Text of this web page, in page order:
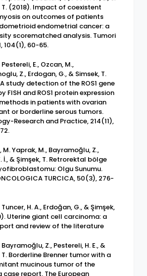
T. (2018). Impact of coexistent
on outcomes of patients
endometrial cancer: a
scorematched analysis. Tumori
104(1), 60-65.
Pestereli, E., Ozcan, M.,
Z., Erdogan, G., & Simsek, T.
study detection of the ROS1 gene
FISH and ROS1 protein expression
in patients with ovarian
or borderline serous tumors.
Research and Practice, 214(11),
, M. Yaprak, M., Bayramoğlu, Z.,
İ., & Şimşek, T. Retrorektal bölge
Olgu Sunumu.
TURCICA, 50(3), 276-
Tuncer, H. A., Erdoğan, G., & Şimşek,
Uterine giant cell carcinoma: a
and review of the literature
Bayramoğlu, Z., Pestereli, H. E., &
T. Borderline Brenner tumor with a
mucinous tumor of the
case report. The European